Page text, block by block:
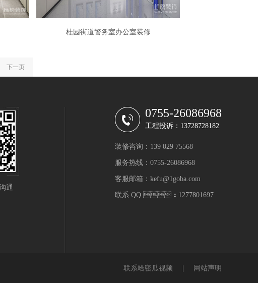
桂园街道警务室办公室装修
下一页
沟通
0755-26086968
工程投诉：13728728182
装修咨询：139 029 75568
服务热线：0755-26086968
客服邮箱：kefu@1goba.com
联系 QQ ：1277801697
联系哈密瓜视频 网站声明